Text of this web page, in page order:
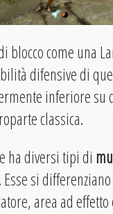
blocco come una
difensive di
inferiore su
classica.
ha diversi tipi di
. Esse si
area ad effetto